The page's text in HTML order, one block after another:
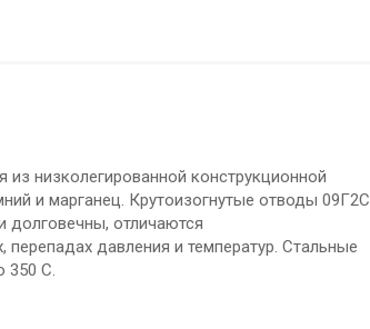
низколегированной конструкционной
и марганец. Крутоизогнутые отводы 09Г2С
долговечны, отличаются
давления и температур. Стальные
350 С.